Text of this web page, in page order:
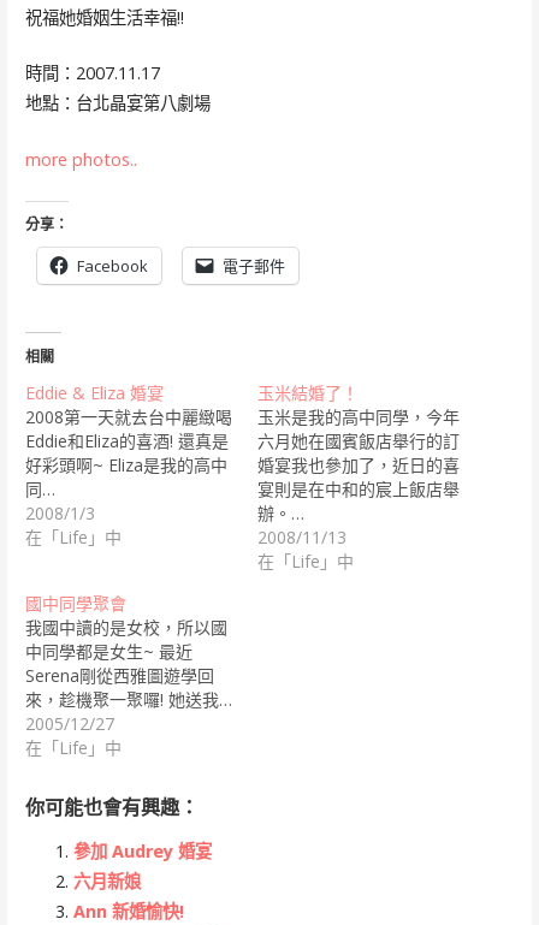
祝福她婚姻生活幸福!!
時間：2007.11.17
地點：台北晶宴第八劇場
more photos..
分享：
Facebook 電子郵件
相關
Eddie & Eliza 婚宴
2008第一天就去台中麗緻喝
Eddie和Eliza的喜酒! 還真是
好彩頭啊~ Eliza是我的高中
同…
2008/1/3
在「Life」中
玉米結婚了！
玉米是我的高中同學，今年
六月她在國賓飯店舉行的訂
婚宴我也參加了，近日的喜
宴則是在中和的宸上飯店舉
辦。…
2008/11/13
在「Life」中
國中同學聚會
我國中讀的是女校，所以國
中同學都是女生~ 最近
Serena剛從西雅圖遊學回
來，趁機聚一聚囉! 她送我…
2005/12/27
在「Life」中
你可能也會有興趣：
參加 Audrey 婚宴
六月新娘
Ann 新婚愉快!